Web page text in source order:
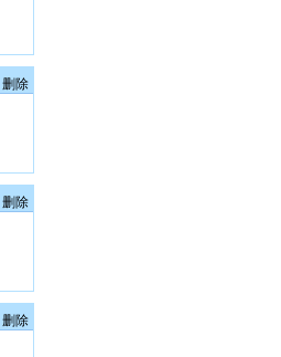
删除
删除
删除